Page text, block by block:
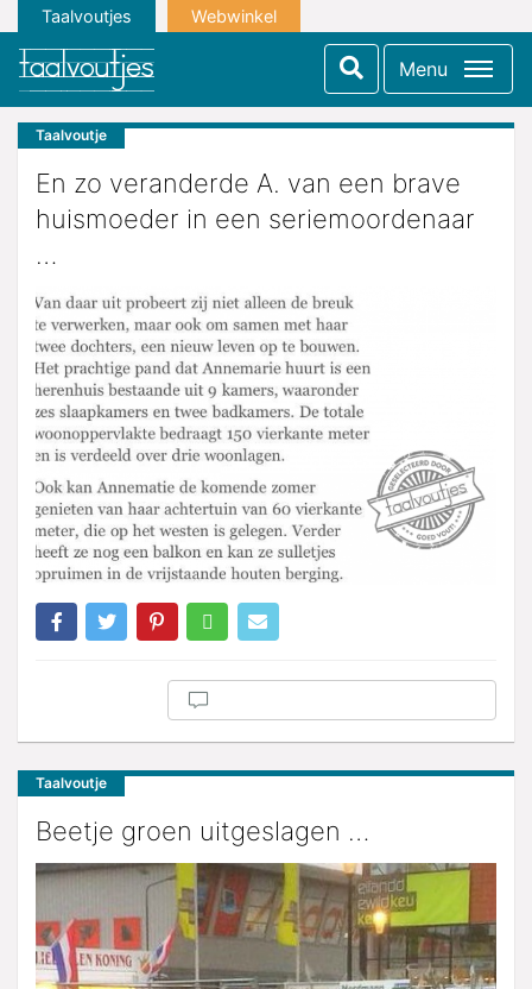
Taalvoutjes Webwinkel
Menu
Taalvoutje
En zo veranderde A. van een brave
huismoeder in een seriemoordenaar
…
Taalvoutje
Beetje groen uitgeslagen …